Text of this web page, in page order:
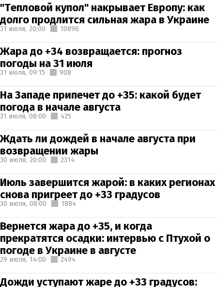
"Тепловой купол" накрывает Европу: как
долго продлится сильная жара в Украине
31 июля, 20:00 10896
Жара до +34 возвращается: прогноз
погоды на 31 июля
31 июля, 09:15 908
На Западе припечет до +35: какой будет
погода в начале августа
31 июля, 08:00 425
Ждать ли дождей в начале августа при
возвращении жары
30 июля, 20:00 2314
Июль завершится жарой: в каких регионах
снова пригреет до +33 градусов
30 июля, 08:00 1884
Вернется жара до +35, и когда
прекратятся осадки: интервью с Птухой о
погоде в Украине в августе
29 июля, 14:00 2494
Дожди уступают жаре до +33 градусов: